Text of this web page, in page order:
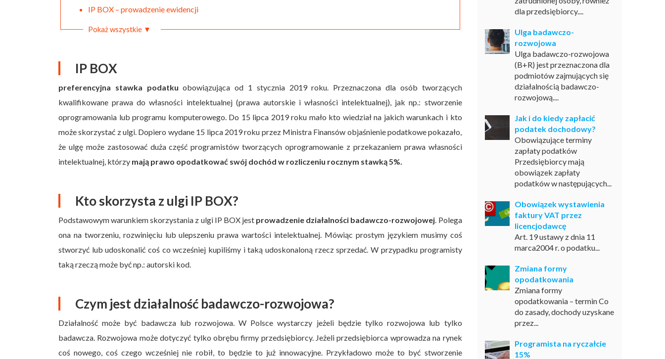
IP BOX – prowadzenie ewidencji
Pokaż wszystkie ▼
IP BOX
preferencyjna stawka podatku obowiązująca od 1 stycznia 2019 roku. Przeznaczona dla osób tworzących
kwalifikowane prawa do własności intelektualnej (prawa autorskie i własności intelektualnej), jak np.: stworzenie
oprogramowania lub programu komputerowego. Do 15 lipca 2019 roku mało kto wiedział na jakich warunkach i kto
może skorzystać z ulgi. Dopiero wydane 15 lipca 2019 roku przez Ministra Finansów objaśnienie podatkowe pokazało,
że ulgę może zastosować duża część programistów tworzących oprogramowanie z przekazaniem prawa własności
intelektualnej, którzy mają prawo opodatkować swój dochód w rozliczeniu rocznym stawką 5%.
Kto skorzysta z ulgi IP BOX?
Podstawowym warunkiem skorzystania z ulgi IP BOX jest prowadzenie działalności badawczo-rozwojowej. Polega
ona na tworzeniu, rozwinięciu lub ulepszeniu prawa wartości intelektualnej. Mówiąc prostym językiem musimy coś
stworzyć lub udoskonalić coś co wcześniej kupiliśmy i taką udoskonaloną rzecz sprzedać. W przypadku programisty
taką rzeczą może być np.: autorski kod.
Czym jest działalność badawczo-rozwojowa?
Działalność może być badawcza lub rozwojowa. W Polsce wystarczy jeżeli będzie tylko rozwojowa lub tylko
badawcza. Rozwojowa może dotyczyć tylko obrębu firmy przedsiębiorcy. Jeżeli przedsiębiorca wprowadza na rynek
coś nowego, coś czego wcześniej nie robił, to będzie to już innowacyjne. Przykładowo może to być stworzenie
dla przedsiębiorcy....
Ulga badawczo-
rozwojowa
Ulga badawczo-rozwojowa
(B+R) jest przeznaczona dla
podmiotów zajmujących się
działalnością badawczo-
rozwojową....
Jak i do kiedy zapłacić
podatek dochodowy?
Obowiązujące terminy
zapłaty podatków
Przedsiębiorcy mają
obowiązek zapłaty
podatków w następujących...
Obowiązek wystawienia
faktury VAT przez
licencjodawcę
Art. 19 ustawy z dnia 11
marca2004 r. o podatku...
Zmiana formy
opodatkowania
Zmiana formy
opodatkowania – termin Co
do zasady, dochody uzyskane
przez...
Programista na ryczałcie
15%